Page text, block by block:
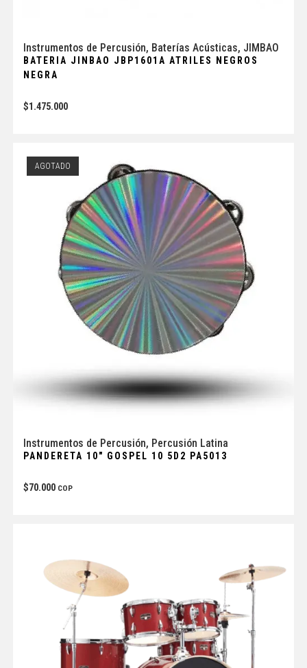
Instrumentos de Percusión, Baterías Acústicas, JIMBAO
BATERIA JINBAO JBP1601A ATRILES NEGROS
NEGRA
$1.475.000
AGOTADO
Instrumentos de Percusión, Percusión Latina
PANDERETA 10″ GOSPEL 10 5D2 PA5013
$70.000 COP